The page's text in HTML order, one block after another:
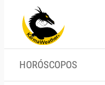
content
HORÓSCOPOS